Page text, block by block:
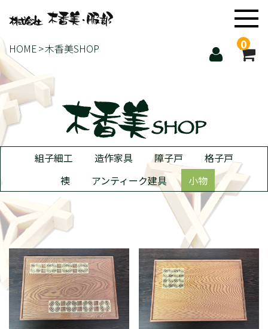
0
HOME 木香美SHOP
組子細工 造作家具 障子戸
格子戸
襖
アンティーク建具 小物